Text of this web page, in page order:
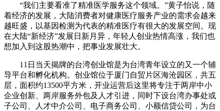
“我们主要看准了精准医学服务这个领域。”黄子怡说，随
着经济的发展，大陆消费者对健康医疗服务产业的需求会越来
越旺盛，以基因检测为代表的精准医疗有很大的发展空间。现
在大陆“新经济”发展日新月异，年轻人创业热情高涨，我们也
想加入到这股热潮中，把事业发展壮大。
11日当天揭牌的台湾创业馆是为台湾青年设立的又一个辅
导平台和孵化机构。创业馆位于厦门自贸片区海沧园区，共五
层，面积约13500平方米，开业运营后这里将专注于两岸中小
企业创新、两岸服务外包及人才引进，同时下设台湾办事处或
子公司、人才中介公司、电子商务公司、小额信贷公司，为台